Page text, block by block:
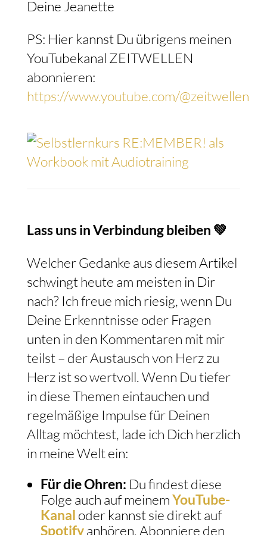
Deine Jeanette
PS: Hier kannst Du übrigens meinen
YouTubekanal ZEITWELLEN
abonnieren:
https://www.youtube.com/@zeitwellen
Lass uns in Verbindung bleiben 💚
Welcher Gedanke aus diesem Artikel
schwingt heute am meisten in Dir
nach? Ich freue mich riesig, wenn Du
Deine Erkenntnisse oder Fragen
unten in den Kommentaren mit mir
teilst – der Austausch von Herz zu
Herz ist so wertvoll. Wenn Du tiefer
in diese Themen eintauchen und
regelmäßige Impulse für Deinen
Alltag möchtest, lade ich Dich herzlich
in meine Welt ein:
Für die Ohren: Du findest diese
Folge auch auf meinemYouTube-
Kanal oder kannst sie direkt auf
Spotifyanhören. Abonniere den